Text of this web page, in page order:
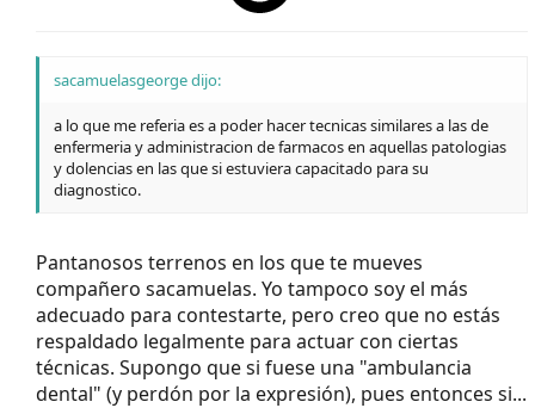
sacamuelasgeorge dijo:
a lo que me referia es a poder hacer tecnicas similares a las de
enfermeria y administracion de farmacos en aquellas patologias
y dolencias en las que si estuviera capacitado para su
diagnostico.
Pantanosos terrenos en los que te mueves
compañero sacamuelas. Yo tampoco soy el más
adecuado para contestarte, pero creo que no estás
respaldado legalmente para actuar con ciertas
técnicas. Supongo que si fuese una "ambulancia
dental" (y perdón por la expresión), pues entonces si...